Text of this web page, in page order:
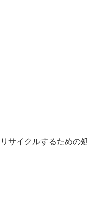
サイクルするため